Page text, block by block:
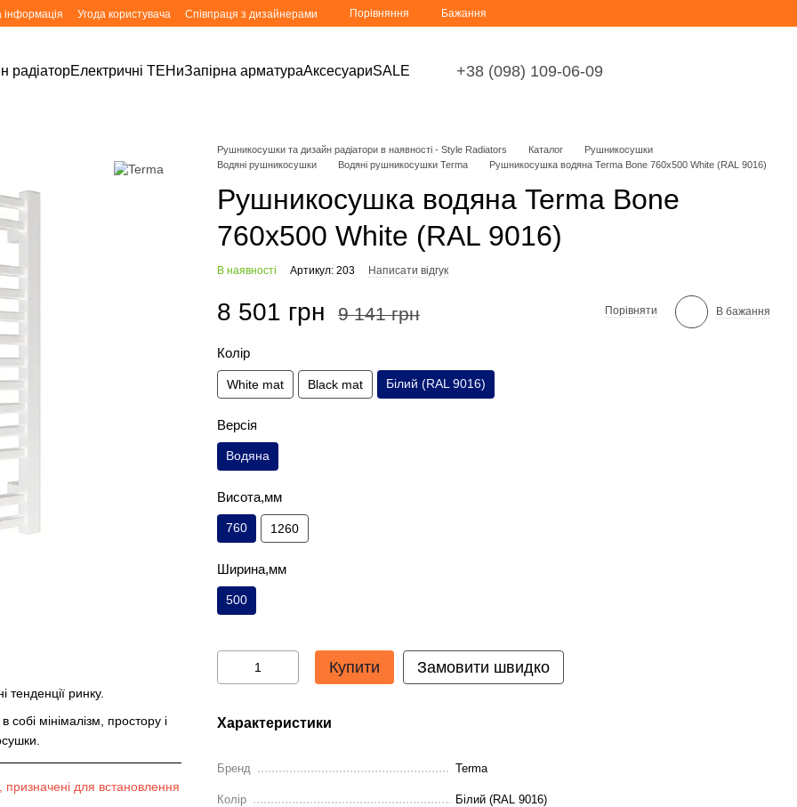
інформація Угода користувача Співпраця з дизайнерами Порівняння Бажання
радіаторЕлектричні ТЕНиЗапірна арматураАксесуариSALE +38 (098) 109-06-09
тенденції ринку.
мінімалізм, простору і
для встановлення
Рушникосушки та дизайн радіатори в наявності - Style Radiators Каталог
Рушникосушки
Водяні рушникосушки
Водяні рушникосушки Terma Рушникосушка водяна Terma Bone 760x500 White (RAL 9016)
Рушникосушка водяна Terma Bone
760x500 White (RAL 9016)
В наявності Артикул: 203 Написати відгук
8 501 грн 9 141 грн Порівняти В бажання
Колір
White mat Black mat Білий (RAL 9016)
Версія
Водяна
Висота,мм
760 1260
Ширина,мм
500
Купити Замовити швидко
Характеристики
Бренд Terma
Колір Білий (RAL 9016)